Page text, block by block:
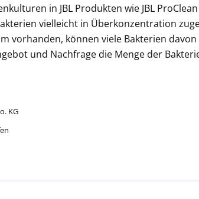
in JBL Produkten wie JBL
vielleicht in Überkonzentration
vorhanden, können viele Bakterien
und Nachfrage die Menge der
KG